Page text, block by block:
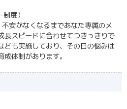
度）
安がなくなるまであなた専属のメ
長スピードに合わせてつきっきりで
ども実施しており、その日の悩みは
体制があります。